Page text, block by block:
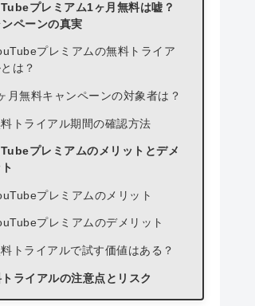
プレミアム1ヶ月無料は嘘？
ペーンの真実
プレミアムの無料トライア
は？
月無料キャンペーンの対象者は？
トライアル期間の確認方法
プレミアムのメリットとデメ
プレミアムのメリット
プレミアムのデメリット
トライアルで試す価値はある？
ライアルの注意点とリスク